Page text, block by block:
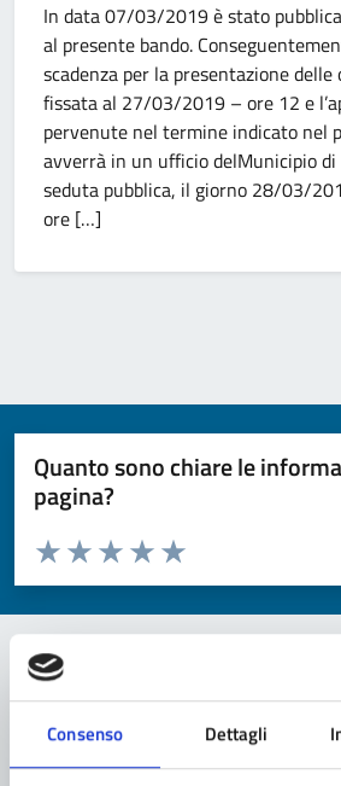
Consenso Dettagli
In data 07/03/2019 è stato
al presente bando.
scadenza per la presentazione
fissata al 27/03/2019 – ore 12 e
pervenute nel termine indicato nel
avverrà in un ufficio delMunicipio di
seduta pubblica, il giorno 28/03/
ore […]
Quanto sono chiare le
pagina?
Valuta da 1 a 5 stelle la pagina
Valuta 5 stelle su 5
Valuta 4 stelle su 5
Valuta 3 stelle su 5
Valuta 2 stelle su 5
Valuta 1 stelle su 5
Leggi le domande frequenti